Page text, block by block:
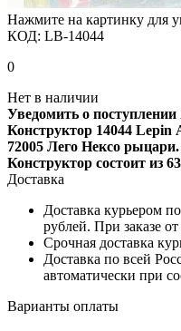
Нажмите на картинку для
КОД: LB-14044
0
Нет в наличии
Уведомить о поступлении
Конструктор 14044 Lepin
72005 Лего Нексо рыцари.
Конструктор состоит из
Доставка
Доставка курьером
рублей. При заказе
Срочная доставка
Доставка по всей
автоматически при
Варианты оплаты